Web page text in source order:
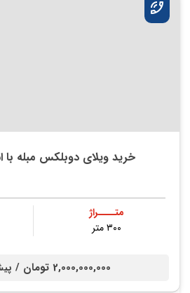
خرید ویلای دوبلکس مبله
متــــراژ
۳۰۰ متر
2,000,000,000 تومان /